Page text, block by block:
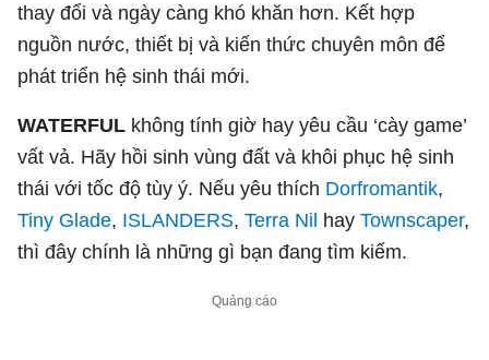
thay đổi và ngày càng khó khăn hơn. Kết hợp
nguồn nước, thiết bị và kiến thức chuyên môn để
phát triển hệ sinh thái mới.
WATERFUL không tính giờ hay yêu cầu ‘cày game’
vất vả. Hãy hồi sinh vùng đất và khôi phục hệ sinh
thái với tốc độ tùy ý. Nếu yêu thích Dorfromantik,
Tiny Glade, ISLANDERS, Terra Nil hay Townscaper,
thì đây chính là những gì bạn đang tìm kiếm.